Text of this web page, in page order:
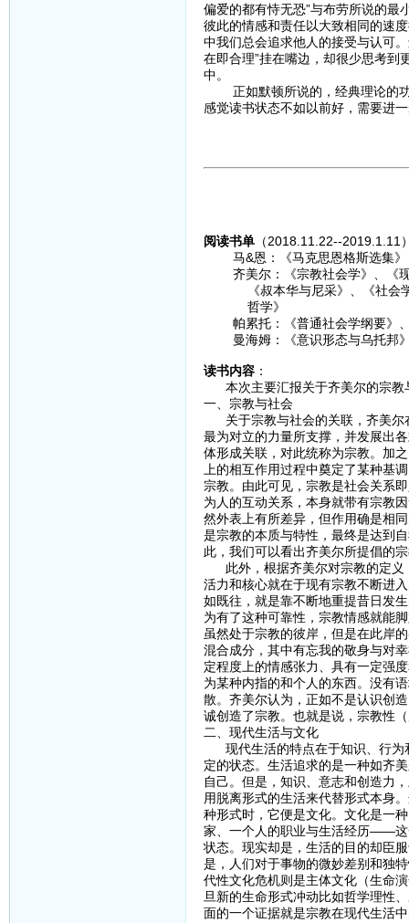
偏爱的都有恃无恐”与布劳所说的最
彼此的情感和责任以大致相同的速
中我们总会追求他人的接受与认可
在即合理”挂在嘴边，却很少思考到
中。
正如默顿所说的，经典理论的功
感觉读书状态不如以前好，需要进
阅读书单（2018.11.22--2019.1.11
马&恩：《马克思恩格斯选集》
齐美尔：《宗教社会学》、《现
《叔本华与尼采》、《社会学--
哲学》
帕累托：《普通社会学纲要》、
曼海姆：《意识形态与乌托邦》
读书内容：
本次主要汇报关于齐美尔的宗教
一、宗教与社会
关于宗教与社会的关联，齐美尔
最为对立的力量所支撑，并发展出
体形成关联，对此统称为宗教。加
上的相互作用过程中奠定了某种基
宗教。由此可见，宗教是社会关系
为人的互动关系，本身就带有宗教
然外表上有所差异，但作用确是相
是宗教的本质与特性，最终是达到
此，我们可以看出齐美尔所提倡的
此外，根据齐美尔对宗教的定义
活力和核心就在于现有宗教不断进
如既往，就是靠不断地重提昔日发
为有了这种可靠性，宗教情感就能
虽然处于宗教的彼岸，但是在此岸
混合成分，其中有忘我的敬身与对
定程度上的情感张力、具有一定强
为某种内指的和个人的东西。没有
散。齐美尔认为，正如不是认识创
诚创造了宗教。也就是说，宗教性
二、现代生活与文化
现代生活的特点在于知识、行为
定的状态。生活追求的是一种如齐
自己。但是，知识、意志和创造力
用脱离形式的生活来代替形式本身
种形式时，它便是文化。文化是一
家、一个人的职业与生活经历——这
状态。现实却是，生活的目的却臣
是，人们对于事物的微妙差别和独
代性文化危机则是主体文化（生命
旦新的生命形式冲动比如哲学理性
面的一个证据就是宗教在现代生活